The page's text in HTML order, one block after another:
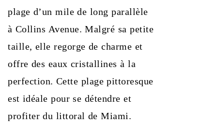
plage d’un mile de long parallèle
à Collins Avenue. Malgré sa petite
taille, elle regorge de charme et
offre des eaux cristallines à la
perfection. Cette plage pittoresque
est idéale pour se détendre et
profiter du littoral de Miami.